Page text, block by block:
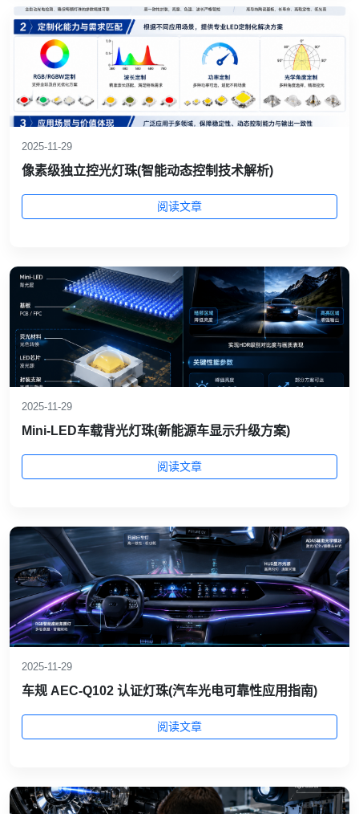
2025-11-29
像素级独立控光灯珠(智能动态控制技术解析)
阅读文章
2025-11-29
Mini‑LED车载背光灯珠(新能源车显示升级方案)
阅读文章
2025-11-29
车规 AEC‑Q102 认证灯珠(汽车光电可靠性应用指南)
阅读文章